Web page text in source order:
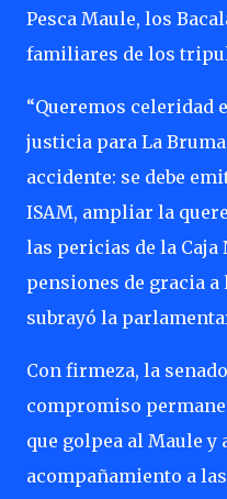
Pesca Maule, los
familiares de los
“Queremos celeridad
justicia para La
accidente: se debe
ISAM, ampliar la
las pericias de la Caja
pensiones de gracia a
subrayó la
Con firmeza, la
compromiso
que golpea al Maule
acompañamiento a